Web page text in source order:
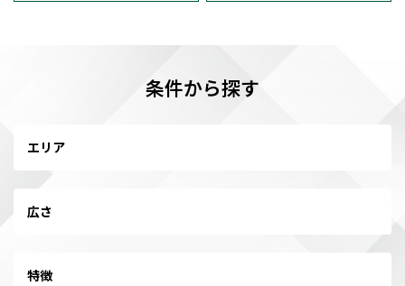
条件から探す
エリア
広さ
特徴